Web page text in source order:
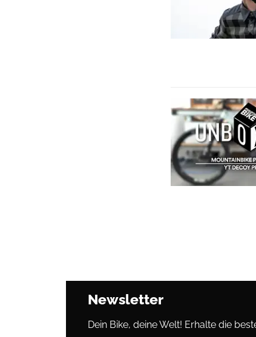
Newsletter
Dein Bike, deine Welt! Erhalte die